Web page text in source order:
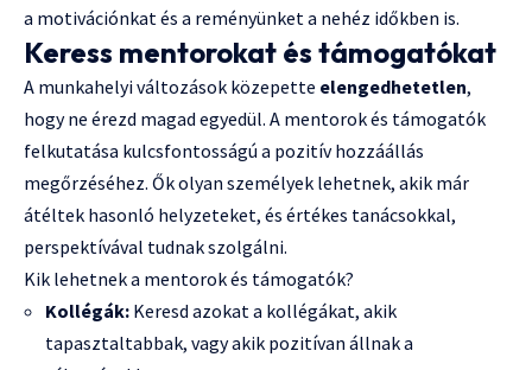
a motivációnkat és a reményünket a nehéz időkben is.
Keress mentorokat és támogatókat
A munkahelyi változások közepette elengedhetetlen,
hogy ne érezd magad egyedül. A mentorok és támogatók
felkutatása kulcsfontosságú a pozitív hozzáállás
megőrzéséhez. Ők olyan személyek lehetnek, akik már
átéltek hasonló helyzeteket, és értékes tanácsokkal,
perspektívával tudnak szolgálni.
Kik lehetnek a mentorok és támogatók?
Kollégák: Keresd azokat a kollégákat, akik
tapasztaltabbak, vagy akik pozitívan állnak a